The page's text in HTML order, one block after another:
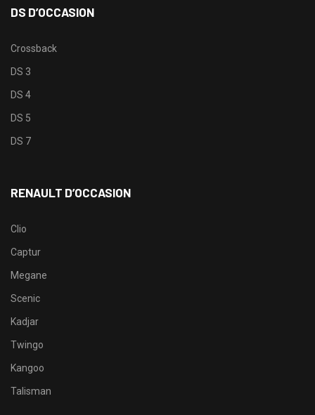
DS D’OCCASION
Crossback
DS 3
DS 4
DS 5
DS 7
RENAULT D’OCCASION
Clio
Captur
Megane
Scenic
Kadjar
Twingo
Kangoo
Talisman